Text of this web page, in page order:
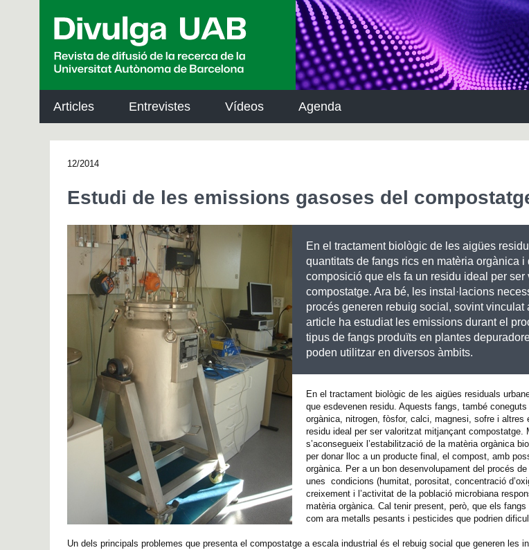
Articles Entrevistes Vídeos Agenda
12/2014
Estudi de les emissions gasoses del
En el tractament biològic de les aigües
quantitats de fangs rics en matèria orgànica
composició que els fa un residu ideal per ser
compostatge. Ara bé, les instal·lacions
procés generen rebuig social, sovint vinculat
article ha estudiat les emissions durant el
tipus de fangs produïts en plantes
poden utilitzar en diversos àmbits.
En el tractament biològic de les aigües residuals
que esdevenen residu. Aquests fangs, també
orgànica, nitrogen, fòsfor, calci, magnesi, sofre i
residu ideal per ser valoritzat mitjançant compostatge.
s’aconsegueix l’estabilització de la matèria orgànica
per donar lloc a un producte final, el compost, amb
orgànica. Per a un bon desenvolupament del procés
unes condicions (humitat, porositat, concentració
creixement i l’activitat de la població microbiana
matèria orgànica. Cal tenir present, però, que els
com ara metalls pesants i pesticides que podrien
Un dels principals problemes que presenta el compostatge a escala industrial és el rebuig social que generen les